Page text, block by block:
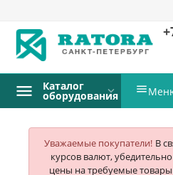
Каталог
оборудования 
Уважаемые покупатели! В
курсов валют,
цены на требуемые товары